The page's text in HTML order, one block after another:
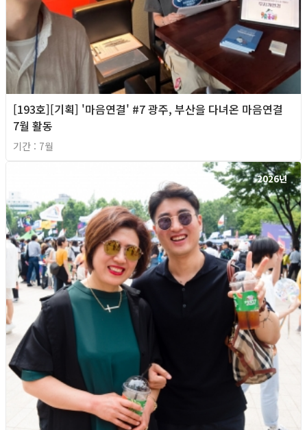
[193호][기획] '마음연결' #7 광주, 부산을 다녀온 마음연결
7월 활동
기간 : 7월
2026년